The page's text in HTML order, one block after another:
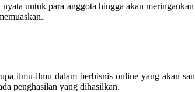
untuk para anggota hingga akan
ilmu-ilmu dalam berbisnis online yang akan
penghasilan yang dihasilkan.